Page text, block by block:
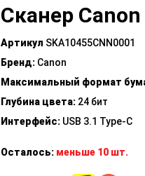
Сканер
Артикул SKA10455CNN0001
Бренд: Canon
Максимальный формат
Глубина цвета: 24 бит
Интерфейс: USB 3.1 Type-C
Осталось: меньше 10 шт.